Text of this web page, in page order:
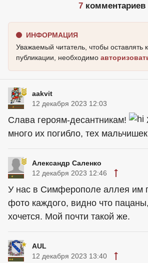
7 комментариев
ИНФОРМАЦИЯ
Уважаемый читатель, чтобы оставлять
публикации, необходимо
aakvit
12 декабря 2023 12:03
Слава героям-десантникам!
много их погибло, тех
Александр Саленко
12 декабря 2023 12:46
У нас в Симферополе аллея им
фото каждого, видно что
хочется. Мой почти такой же.
AUL
12 декабря 2023 13:40